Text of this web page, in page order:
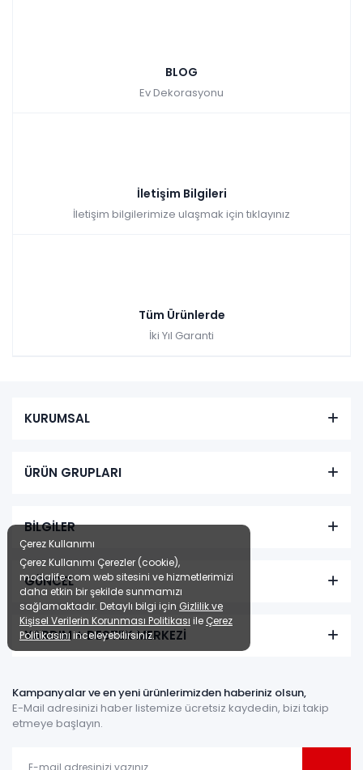
BLOG
Ev Dekorasyonu
İletişim Bilgileri
İletişim bilgilerimize ulaşmak için tıklayınız
Tüm Ürünlerde
İki Yıl Garanti
KURUMSAL
ÜRÜN GRUPLARI
BİLGİLER
GÜNCEL
YARDIM + DESTEK MERKEZİ
Kampanyalar ve en yeni ürünlerimizden haberiniz olsun,
E-Mail adresinizi haber listemize ücretsiz kaydedin, bizi takip
etmeye başlayın.
Çerez Kullanımı
Çerez Kullanımı Çerezler (cookie),
modalife.com web sitesini ve hizmetlerimizi
daha etkin bir şekilde sunmamızı
sağlamaktadır. Detaylı bilgi için Gizlilik ve
Kişisel Verilerin Korunması Politikası ile Çerez
Politikasınıinceleyebilirsiniz.